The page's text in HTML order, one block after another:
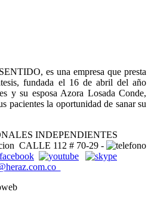
es una empresa que presta
fundada el 16 de abril del año
y su esposa Azora Losada Conde,
pacientes la oportunidad de sanar su
INDEPENDIENTES
CALLE 112 # 70-29 -